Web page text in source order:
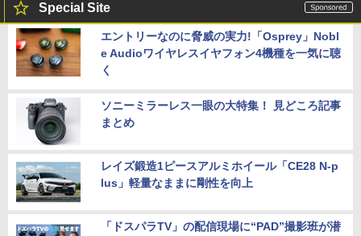
5
【楽天1位常連】【新品】 2026年最新モ
デル ノートパソコン パソコン JIS 日本
50 メモリ 8GB 12GB 16GB 32GB SSD
128GB 256GB 512GB 1TB USB3.0 初期
￥33,680
￥29,990
5
モニター 21.5インチ/23.8インチ/27イン
チ フルhd 高画質 100Hz VA ノングレア
非光沢 スピーカー内蔵 3年保証 ディスプ
レイ パソコンモニター PCモニター フル
￥11,980
Special Site
エントリーなのに脅威の実力!「Osprey」Nobl
e Audioワイヤレスイヤフォン4機種を一気に聴
く
ソニーミラーレス一眼の大特集！ 見どころ記事
まとめ
レイズ鍛造1ピースアルミホイール「CE28 N-p
lus」軽量なままに剛性を向上
「ドスパラTV」の配信現場に“PAD”撮影班が潜